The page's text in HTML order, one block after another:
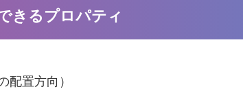
きるプロパティ
置方向）